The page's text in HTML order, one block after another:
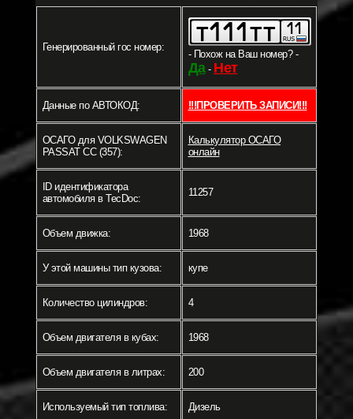
Генерированный гос номер:
- Похож на Ваш номер? -
Да- Нет
Данные по АВТОКОД: !!!ПРОВЕРИТЬ ЗАПИСИ!!!
ОСАГО для VOLKSWAGEN
PASSAT CC (357):
Калькулятор ОСАГО
онлайн
ID идентификатора
автомобиля в TecDoc:
11257
Объем движка: 1968
У этой машины тип кузова: купе
Количество цилиндров: 4
Объем двигателя в кубах: 1968
Объем двигателя в литрах: 200
Используемый тип топлива: Дизель